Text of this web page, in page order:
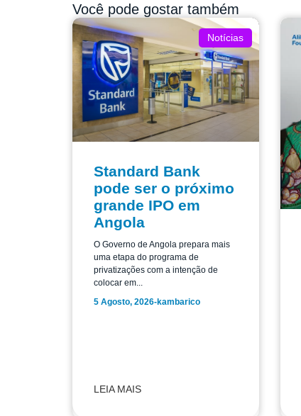
Você pode gostar também
Notícias
Standard Bank
pode ser o próximo
grande IPO em
Angola
O Governo de Angola prepara mais
uma etapa do programa de
privatizações com a intenção de
colocar em...
5 Agosto, 2026-kambarico
LEIA MAIS